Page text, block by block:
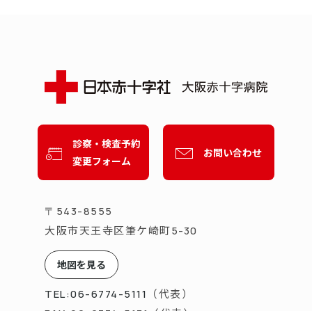
〒543-8555
大阪市天王寺区筆ケ崎町5-30
地図を見る
TEL:06-6774-5111 （代表）
診察・検査予約
変更フォーム
お問い合わせ